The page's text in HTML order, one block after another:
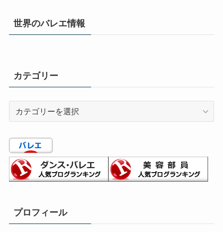
世界のバレエ情報
カテゴリー
ー
プロフィール